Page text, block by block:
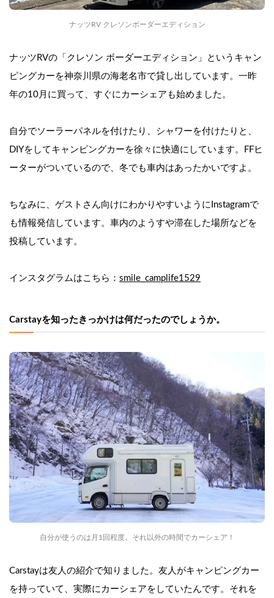
ナッツRV クレソンボーダーエディション
ナッツRVの「クレソン ボーダーエディション」というキャン
ピングカーを神奈川県の海老名市で貸し出しています。一昨
年の10月に買って、すぐにカーシェアも始めました。
自分でソーラーパネルを付けたり、シャワーを付けたりと、
DIYをしてキャンピングカーを徐々に快適にしています。FFヒ
ーターがついているので、冬でも車内はあったかいですよ。
ちなみに、ゲストさん向けにわかりやすいようにInstagramで
も情報発信しています。車内のようすや滞在した場所などを
投稿しています。
インスタグラムはこちら： smile_camplife1529
Carstayを知ったきっかけは何だったのでしょうか。
自分が使うのは月1回程度。それ以外の時間でカーシェア！
Carstayは友人の紹介で知りました。友人がキャンピングカー
を持っていて、実際にカーシェアをしていたんです。それを